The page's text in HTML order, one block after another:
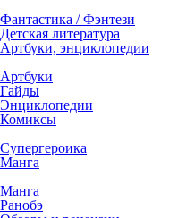
Фантастика / Фэнтези
Детская литература
Артбуки, энциклопедии
Артбуки
Гайды
Энциклопедии
Комиксы
Супергероика
Манга
Манга
Ранобэ